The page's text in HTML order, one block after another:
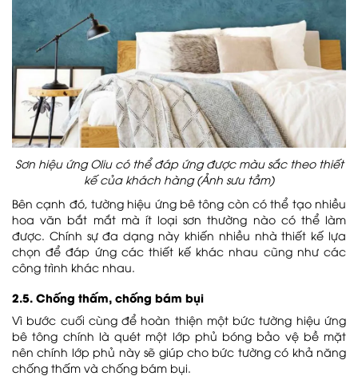
Sơn hiệu ứng Oliu có thể đáp ứng được màu sắc theo thiết
kế của khách hàng (Ảnh sưu tầm)
Bên cạnh đó, tường hiệu ứng bê tông còn có thể tạo nhiều
hoa văn bắt mắt mà ít loại sơn thường nào có thể làm
được. Chính sự đa dạng này khiến nhiều nhà thiết kế lựa
chọn để đáp ứng các thiết kế khác nhau cũng như các
công trình khác nhau.
2.5. Chống thấm, chống bám bụi
Vì bước cuối cùng để hoàn thiện một bức tường hiệu ứng
bê tông chính là quét một lớp phủ bóng bảo vệ bề mặt
nên chính lớp phủ này sẽ giúp cho bức tường có khả năng
chống thấm và chống bám bụi.